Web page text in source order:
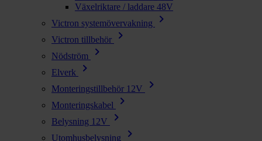
Växelriktare / laddare 48V
Victron systemövervakning
chevron_right
Victron tillbehör chevron_right
Nödström chevron_right
Elverk chevron_right
Monteringstillbehör 12V chevron_right
Monteringskabel chevron_right
Belysning 12V chevron_right
Utomhusbelysning chevron_right